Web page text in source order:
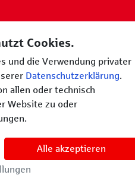
Cookies.
und die Verwendung privater
Datenschutzerklärung.
allen oder technisch
Website zu oder
Alle akzeptieren
mit meinen
Und was